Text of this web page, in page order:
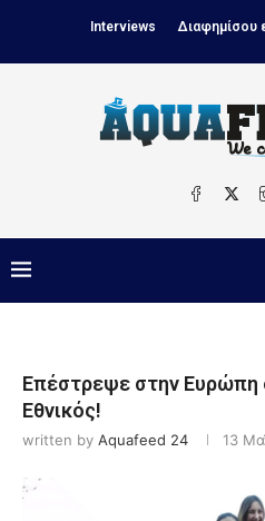
Interviews Διαφημίσου
Επέστρεψε στην Ευρώπη
Εθνικός!
written by Aquafeed 24 13